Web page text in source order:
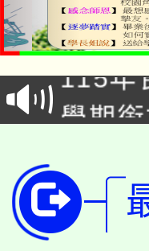
淨零
會
程
學期
版
公告
代理(
「